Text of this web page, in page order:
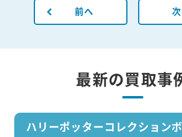
前へ
最新の買取事
ハリーポッターコレクション